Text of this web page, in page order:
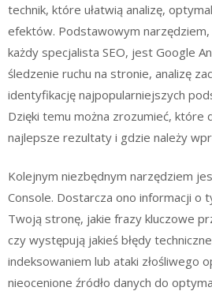
technik, które ułatwią analizę,
efektów. Podstawowym
każdy specjalista SEO, jest Google
śledzenie ruchu na stronie, analizę
identyfikację najpopularniejszych
Dzięki temu można zrozumieć, które
najlepsze rezultaty i gdzie należy
Kolejnym niezbędnym narzędziem
Console. Dostarcza ono informacji o
Twoją stronę, jakie frazy kluczowe
czy występują jakieś błędy
indeksowaniem lub ataki złośliwego
nieocenione źródło danych do